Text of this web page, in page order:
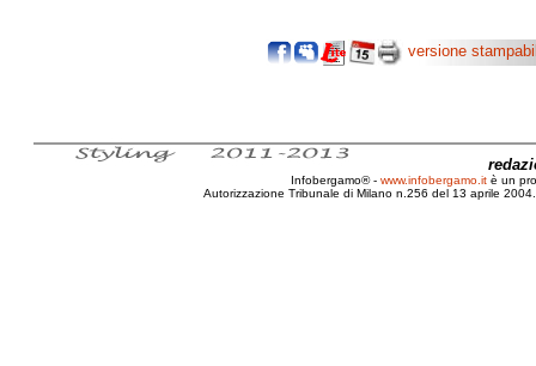
versione
Infobergamo® - www.infobergamo.it è un
Autorizzazione Tribunale di Milano n.256 del 13 aprile